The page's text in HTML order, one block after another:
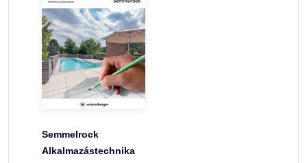
Semmelrock
Alkalmazástechnika